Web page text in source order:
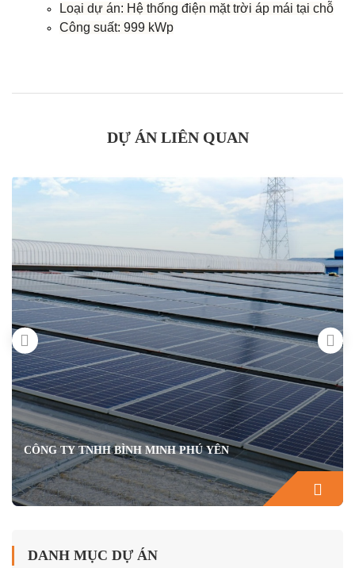
Loại dự án: Hệ thống điện mặt trời áp mái tại chỗ
Công suất: 999 kWp
DỰ ÁN LIÊN QUAN
CÔNG TY TNHH BÌNH MINH PHÚ YÊN
DANH MỤC DỰ ÁN